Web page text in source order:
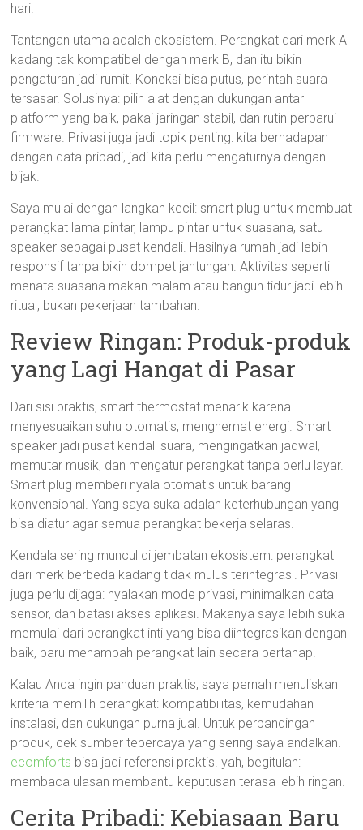
hari.
Tantangan utama adalah ekosistem. Perangkat dari merk A
kadang tak kompatibel dengan merk B, dan itu bikin
pengaturan jadi rumit. Koneksi bisa putus, perintah suara
tersasar. Solusinya: pilih alat dengan dukungan antar
platform yang baik, pakai jaringan stabil, dan rutin perbarui
firmware. Privasi juga jadi topik penting: kita berhadapan
dengan data pribadi, jadi kita perlu mengaturnya dengan
bijak.
Saya mulai dengan langkah kecil: smart plug untuk membuat
perangkat lama pintar, lampu pintar untuk suasana, satu
speaker sebagai pusat kendali. Hasilnya rumah jadi lebih
responsif tanpa bikin dompet jantungan. Aktivitas seperti
menata suasana makan malam atau bangun tidur jadi lebih
ritual, bukan pekerjaan tambahan.
Review Ringan: Produk-produk
yang Lagi Hangat di Pasar
Dari sisi praktis, smart thermostat menarik karena
menyesuaikan suhu otomatis, menghemat energi. Smart
speaker jadi pusat kendali suara, mengingatkan jadwal,
memutar musik, dan mengatur perangkat tanpa perlu layar.
Smart plug memberi nyala otomatis untuk barang
konvensional. Yang saya suka adalah keterhubungan yang
bisa diatur agar semua perangkat bekerja selaras.
Kendala sering muncul di jembatan ekosistem: perangkat
dari merk berbeda kadang tidak mulus terintegrasi. Privasi
juga perlu dijaga: nyalakan mode privasi, minimalkan data
sensor, dan batasi akses aplikasi. Makanya saya lebih suka
memulai dari perangkat inti yang bisa diintegrasikan dengan
baik, baru menambah perangkat lain secara bertahap.
Kalau Anda ingin panduan praktis, saya pernah menuliskan
kriteria memilih perangkat: kompatibilitas, kemudahan
instalasi, dan dukungan purna jual. Untuk perbandingan
produk, cek sumber tepercaya yang sering saya andalkan.
ecomforts bisa jadi referensi praktis. yah, begitulah:
membaca ulasan membantu keputusan terasa lebih ringan.
Cerita Pribadi: Kebiasaan Baru